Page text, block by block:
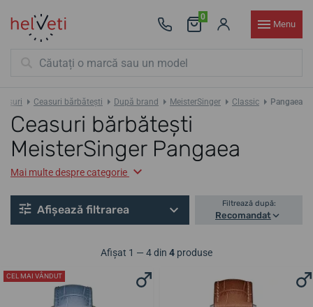
0
Menu
Ceasuri bărbătești După brand MeisterSinger Classic Pangaea
Ceasuri bărbătești
MeisterSinger Pangaea
Mai multe despre categorie
Afișează filtrarea Filtrează după:
Recomandat
Afișat 1 — 4 din 4 produse
CEL MAI VÂNDUT